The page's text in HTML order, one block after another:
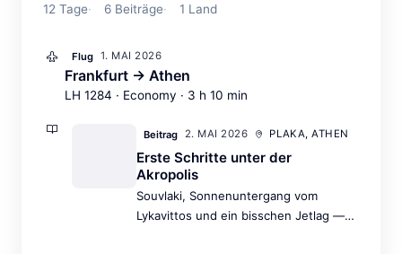
12 Tage 6 Beiträge 1 Land
Flug 1. MAI 2026
Frankfurt → Athen
LH 1284 · Economy · 3 h 10 min
Beitrag 2. MAI 2026 PLAKA, ATHEN
Erste Schritte unter der
Akropolis
Souvlaki, Sonnenuntergang vom
Lykavittos und ein bisschen Jetlag —